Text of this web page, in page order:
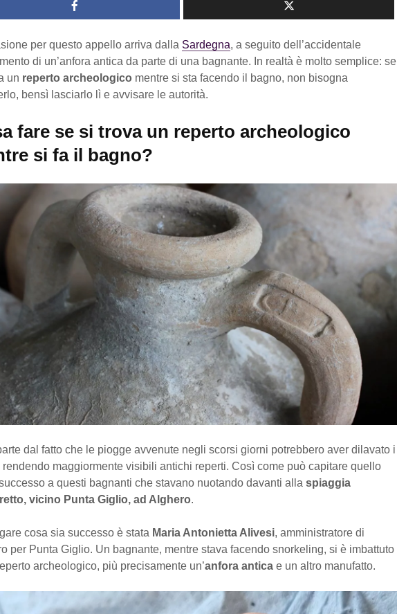
per questo appello arriva dalla Sardegna, a seguito dell’accidentale
di un’anfora antica da parte di una bagnante. In realtà è molto semplice: se
un reperto archeologico mentre si sta facendo il bagno, non bisogna
bensì lasciarlo lì e avvisare le autorità.
fare se si trova un reperto archeologico
si fa il bagno?
dal fatto che le piogge avvenute negli scorsi giorni potrebbero aver dilavato i
rendendo maggiormente visibili antichi reperti. Così come può capitare quello
a questi bagnanti che stavano nuotando davanti alla spiaggia
vicino Punta Giglio, ad Alghero.
cosa sia successo è stata Maria Antonietta Alivesi, amministratore di
per Punta Giglio. Un bagnante, mentre stava facendo snorkeling, si è imbattuto
archeologico, più precisamente un’anfora antica e un altro manufatto.